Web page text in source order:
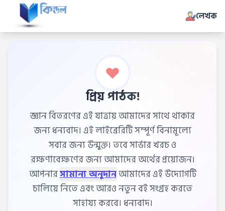
লেখক
প্রিয় পাঠক!
জ্ঞান বিতরণের এই যাত্রায় আমাদের সাথে থাকার
জন্য ধন্যবাদ। এই লাইব্রেরিটি সম্পূর্ণ বিনামূল্যে
সবার জন্য উন্মুক্ত। তবে সার্ভার খরচ ও
রক্ষণাবেক্ষণের জন্য আমাদের অর্থের প্রয়োজন।
আপনার
সামান্য অনুদানআমাদের এই উদ্যোগটি
চালিয়ে নিতে এবং আরও নতুন বই সংগ্রহ করতে
সাহায্য করবে। ধন্যবাদ।